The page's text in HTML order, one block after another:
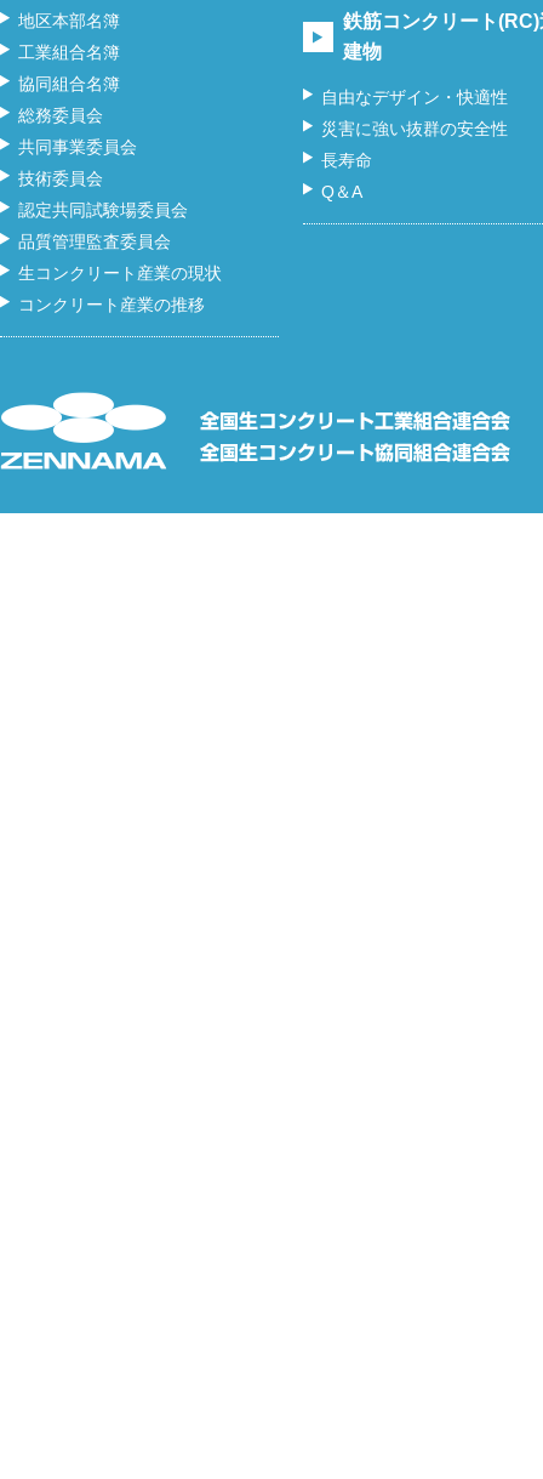
地区本部名簿
工業組合名簿
協同組合名簿
総務委員会
共同事業委員会
技術委員会
認定共同試験場委員会
品質管理監査委員会
生コンクリート産業の現状
コンクリート産業の推移
鉄筋コンクリート
建物
自由なデザイン・快適性
災害に強い抜群の安全性
長寿命
Q＆A